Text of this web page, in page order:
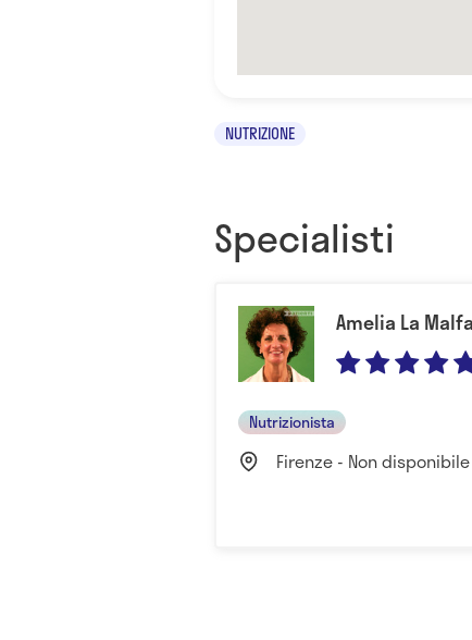
NUTRIZIONE
Specialisti
Amelia La Malfa
Nutrizionista
Firenze - Non disponibile